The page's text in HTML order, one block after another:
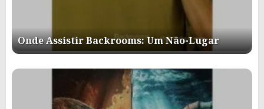
Onde Assistir Backrooms: Um Não-Lugar